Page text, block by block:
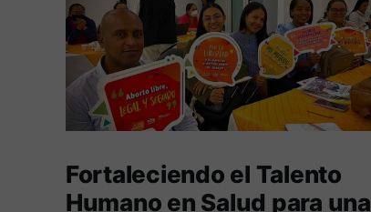
Fortaleciendo el Talento
Humano en Salud para una